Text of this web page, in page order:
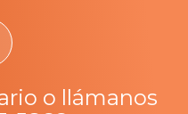
o llámanos